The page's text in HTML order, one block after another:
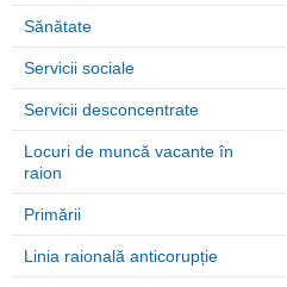
Sănătate
Servicii sociale
Servicii desconcentrate
Locuri de muncă vacante în
raion
Primării
Linia raională anticorupție